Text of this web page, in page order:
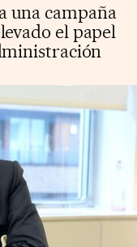
una campaña
el papel